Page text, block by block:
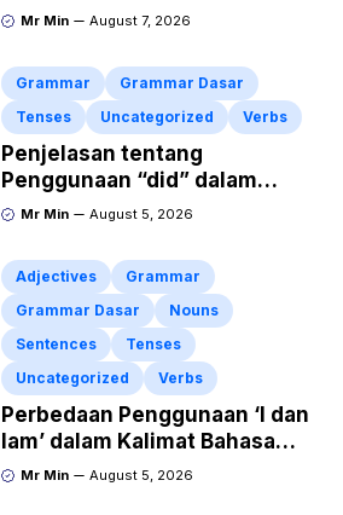
Kalimat Bahasa Inggris
Mr Min August 7, 2026
Grammar
Grammar Dasar
Tenses
Uncategorized Verbs
Penjelasan tentang
Penggunaan “did” dalam
Kalimat Simple Past Tense
Mr Min August 5, 2026
Adjectives
Grammar
Grammar Dasar
Nouns
Sentences
Tenses
Uncategorized
Verbs
Perbedaan Penggunaan ‘I dan
Iam’ dalam Kalimat Bahasa
Inggris
Mr Min August 5, 2026